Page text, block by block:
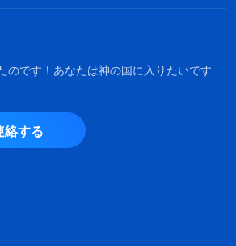
のです！あなたは神の国に入りたいです
絡する